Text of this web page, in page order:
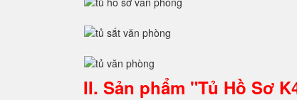
II. Sản phẩm "Tủ Hồ Sơ